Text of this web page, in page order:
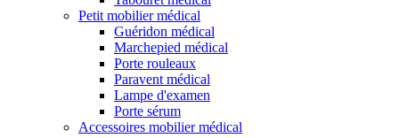
Petit mobilier médical
Guéridon médical
Marchepied médical
Porte rouleaux
Paravent médical
Lampe d'examen
Porte sérum
Accessoires mobilier médical